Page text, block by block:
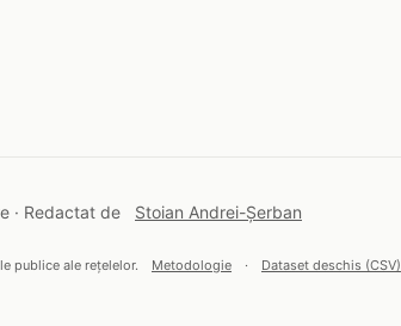
· Redactat de Stoian Andrei-Șerban
publice ale rețelelor. Metodologie · Dataset deschis (CSV)